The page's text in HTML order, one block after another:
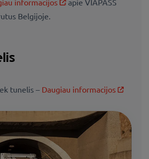
Belgijoje.
tunelis – Daugiau informacijos